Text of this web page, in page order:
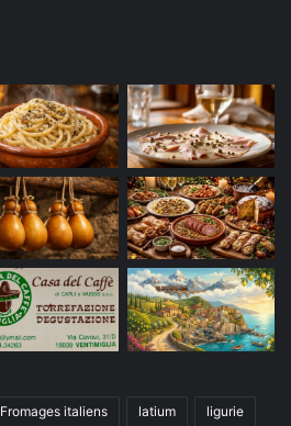
Fromages italiens latium ligurie